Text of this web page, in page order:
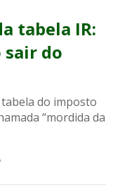
tabela IR:
sair do
do imposto
“mordida da